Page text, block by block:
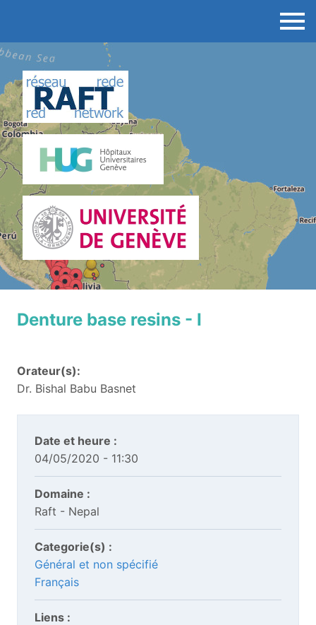
Denture base resins - I
Orateur(s):
Dr. Bishal Babu Basnet
Date et heure :
04/05/2020 - 11:30
Domaine :
Raft - Nepal
Categorie(s) :
Général et non spécifié
Français
Liens :